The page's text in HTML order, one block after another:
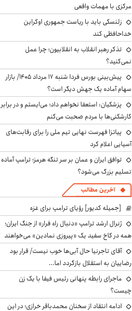
مرکزی با مهمات واقعی
زلنسکی باید با ریاست جمهوری اوکراین
خداحافظی کند
تذکر رهبر انقلاب به انقلابیون؛ چرا عمل
نمی‌کنید؟
پیش‌بینی بورس فردا شنبه ۱۷ مرداد ۱۴۰۵/ بازار
سهام آماده یک جهش دیگر است؟
پزشکیان: استعفا نخواهم داد؛ می‌ایستم و در برابر
کارشکنی‌ها با مردم صحبت می‌کنم
پیاتزا فهرست نهایی تیم ملی را برای رقابت‌های
آسیایی اعلام کرد
توافق ایران و عمان بر سر تنگه هرمز؛ ترامپ آماده
تسلیم بزرگ می‌شود؟
آخرین مطالب
[جمیله کدیور] رؤیای ترامپ برای غزه
ژنرال ارشد ترامپ «دنبال راه فرار» از جنگ ایران؛
همه در کاخ سفید یک «پیروزی نمادین» می‌خواهند
آقای تاجرنیا حال آبی‌ها خوب نیست/ قرار بود
رضاییان به استقلال بازگردد اما...
ماجرای رابطه پنهانی رئیس فیفا با یک زن
چیست؟
ادامه انتقاد از سخنان محمدباقر خرازی؛ در این